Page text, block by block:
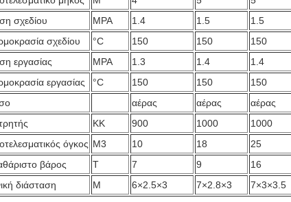
σχεδίου
MPA 1.4 1.5 1.5
σχεδίου
°C 150 150 150
εργασίας
MPA 1.3 1.4 1.4
εργασίας
°C 150 150 150
αέρας αέρας αέρας
ΚΚ 900 1000 1000
όγκος Μ3 10 18 25
βάρος
Τ 7 9 16
διάσταση
Μ 6×2.5×3 7×2.8×3 7×3×3.5